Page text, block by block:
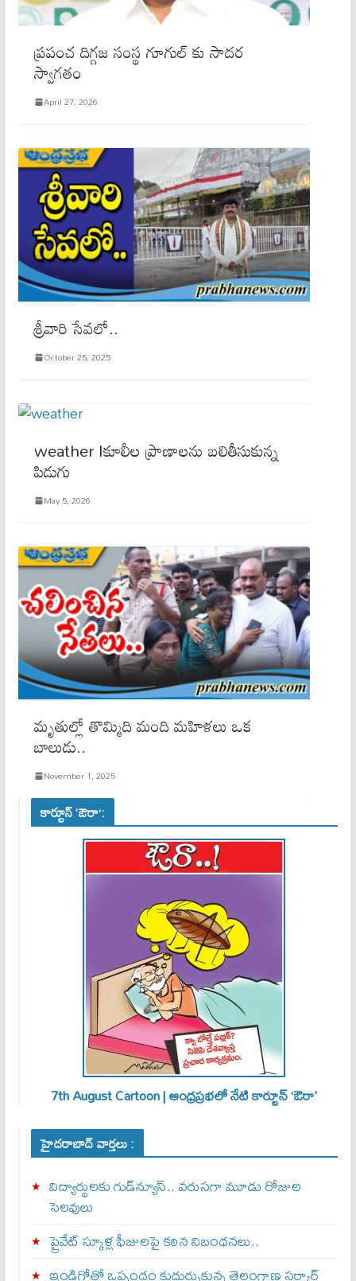
ప్ర‌పంచ దిగ్గ‌జ సంస్థ గూగుల్ కు సాద‌ర
స్వాగ‌తం
April 27, 2026
శ్రీ‌వారి సేవ‌లో..
October 25, 2025
weather Iకూలీల ప్రాణాలను బలితీసుకున్న
పిడుగు
May 5, 2026
మృతుల్లో తొమ్మిది మంది మహిళలు ఒక
బాలుడు..
November 1, 2025
కార్టూన్ ‘ఔరా’:
7th August Cartoon | ఆంధ్రప్రభలో నేటి కార్టూన్ ‘ఔరా’
హైదరాబాద్ వార్తలు :
విద్యార్థులకు గుడ్‌న్యూస్.. వరుసగా మూడు రోజుల
సెలవులు
ప్రైవేట్ స్కూళ్ల ఫీజులపై కఠిన నిబంధనలు..
ఇండిగోతో ఒప్పందం కుదుర్చుకున్న తెలంగాణ స‌ర్కార్